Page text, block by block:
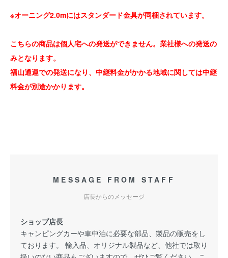
※オーニング2.0mにはスタンダード金具が同梱されています。
こちらの商品は個人宅への発送ができません。業社様への発送の
みとなります。
福山通運での発送になり、中継料金がかかる地域に関しては中継
料金が別途かかります。
MESSAGE FROM STAFF
店長からのメッセージ
ショップ店長
キャンピングカーや車中泊に必要な部品、製品の販売をし
ております。 輸入品、オリジナル製品など、他社では取り